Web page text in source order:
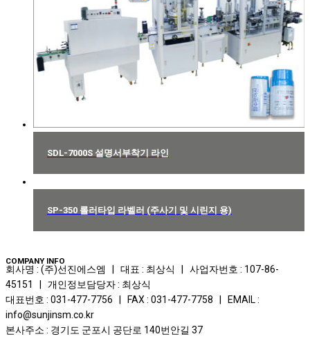
SDL-7000S 설명서부착기 라인
SP-350 롤러타입 라벨러 (주사기 및 시린지 용)
COMPANY INFO
회사명 : (주)선진에스엠 | 대표 : 최상식 | 사업자번호 : 107-86-
45151 | 개인정보담당자 : 최상식
대표번호 : 031-477-7756 | FAX : 031-477-7758 | EMAIL :
info@sunjinsm.co.kr
본사주소 : 경기도 군포시 공단로 140번안길 37